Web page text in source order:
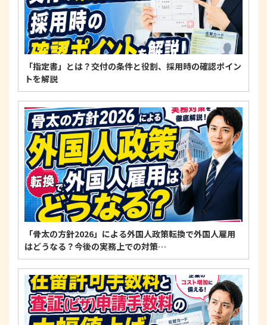
TEL：0120-550-580
株式会社 アルフォース･ワン 個人情報保護担当
「指定書」とは？交付の条件と役割、採用時の確認ポイン
トを解説
「骨太の方針2026」による外国人政策転換で外国人雇用
はどうなる？今後の実務上での対策…